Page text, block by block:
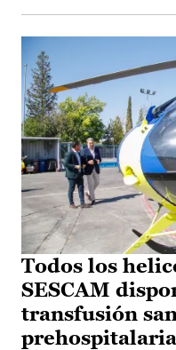
Todos los
SESCAM
transfusión
prehospitalaria